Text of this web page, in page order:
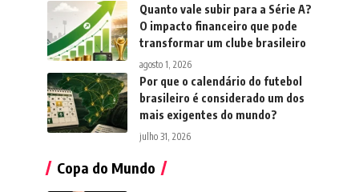
Quanto vale subir para a Série A?
O impacto financeiro que pode
transformar um clube brasileiro
agosto 1, 2026
Por que o calendário do futebol
brasileiro é considerado um dos
mais exigentes do mundo?
julho 31, 2026
Copa do Mundo